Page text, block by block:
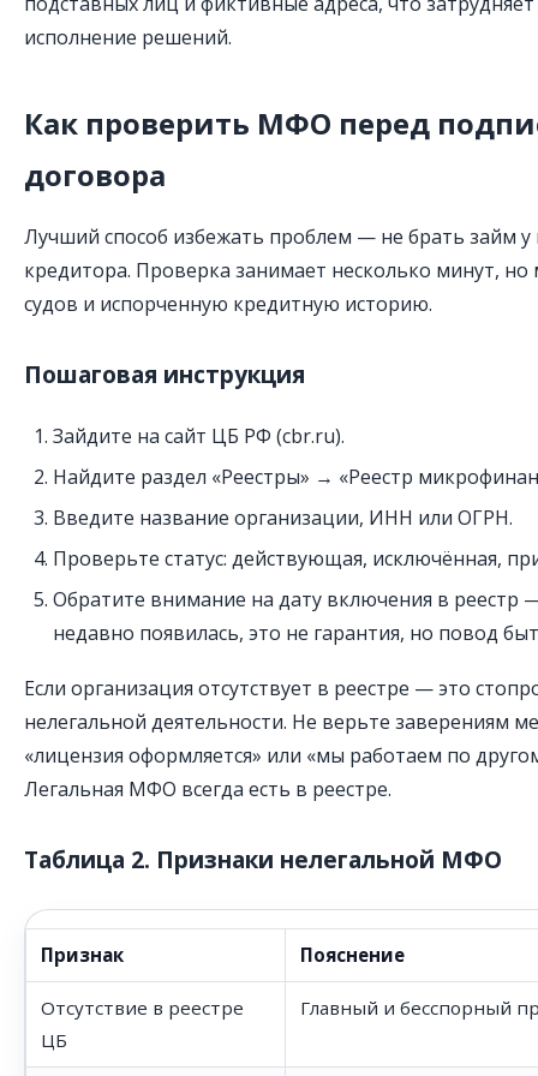
исполнение решений.
Как проверить МФО перед
договора
Лучший способ избежать проблем — не брать займ у
кредитора. Проверка занимает несколько минут,
судов и испорченную кредитную историю.
Пошаговая инструкция
Зайдите на сайт ЦБ РФ (cbr.ru).
Найдите раздел «Реестры» → «Реестр
Введите название организации, ИНН или ОГРН.
Проверьте статус: действующая, исключённая,
Обратите внимание на дату включения в реестр
недавно появилась, это не гарантия, но повод
Если организация отсутствует в реестре — это
нелегальной деятельности. Не верьте заверениям
«лицензия оформляется» или «мы работаем по
Легальная МФО всегда есть в реестре.
Таблица 2. Признаки нелегальной МФО
Признак Пояснение
Отсутствие в реестре
ЦБ
Главный и бесспорный